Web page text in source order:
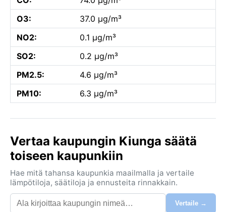
O3:
37.0 µg/m³
NO2:
0.1 µg/m³
SO2:
0.2 µg/m³
PM2.5:
4.6 µg/m³
PM10:
6.3 µg/m³
Vertaa kaupungin Kiunga säätä
toiseen kaupunkiin
Hae mitä tahansa kaupunkia maailmalla ja vertaile
lämpötiloja, säätiloja ja ennusteita rinnakkain.
Vertaile →